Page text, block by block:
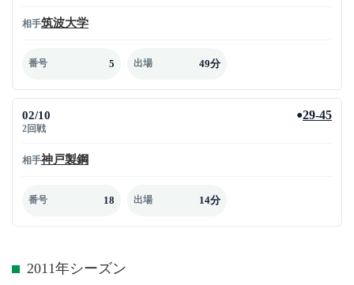
相手筑波大学
番号 5 出場 49分
02/10
2回戦
●29-45
相手神戸製鋼
番号 18 出場 14分
2011年シーズン